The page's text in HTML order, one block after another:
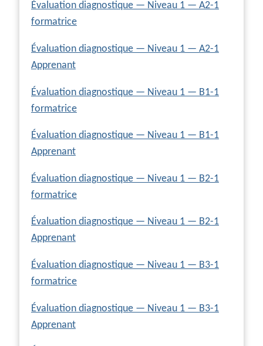
Évaluation diagnostique — Niveau 1 — A2-1
formatrice
Évaluation diagnostique — Niveau 1 — A2-1
Apprenant
Évaluation diagnostique — Niveau 1 — B1-1
formatrice
Évaluation diagnostique — Niveau 1 — B1-1
Apprenant
Évaluation diagnostique — Niveau 1 — B2-1
formatrice
Évaluation diagnostique — Niveau 1 — B2-1
Apprenant
Évaluation diagnostique — Niveau 1 — B3-1
formatrice
Évaluation diagnostique — Niveau 1 — B3-1
Apprenant